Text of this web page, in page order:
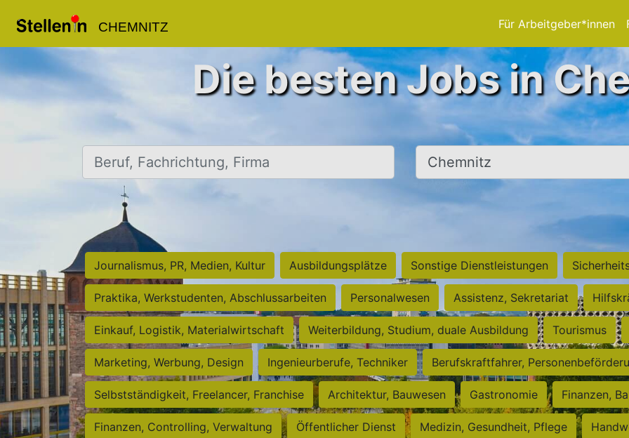
CHEMNITZ Für Arbeitgeber*innen
Die besten Jobs in
Beruf, Fachrichtung, Firma Ort, Stadt
Journalismus, PR, Medien, Kultur Ausbildungsplätze Sonstige Dienstleistungen
Praktika, Werkstudenten, Abschlussarbeiten Personalwesen Assistenz, Sekretariat
Einkauf, Logistik, Materialwirtschaft Weiterbildung, Studium, duale Ausbildung Tourismus
Marketing, Werbung, Design Ingenieurberufe, Techniker Berufskraftfahrer,
Selbstständigkeit, Freelancer, Franchise Architektur, Bauwesen Gastronomie Finanzen,
Finanzen, Controlling, Verwaltung Öffentlicher Dienst Medizin, Gesundheit, Pflege